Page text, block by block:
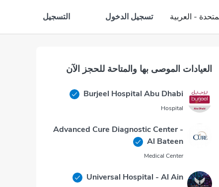
- العربية تسجيل الدخول التسجيل
العيادات الموصى بها والمتاحة للحجز الآن
Burjeel Hospital Abu Dhabi
Hospital
Advanced Cure Diagnostic Center -
Al Bateen
Medical Center
Universal Hospital - Al Ain